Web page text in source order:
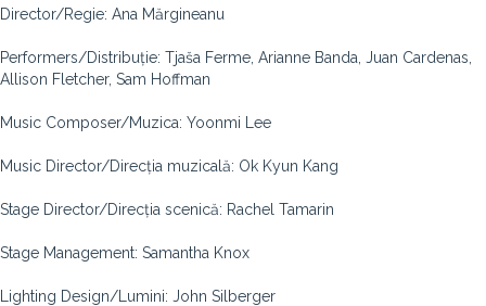
Director/Regie: Ana Mărgineanu
Performers/Distribuție: Tjaša Ferme, Arianne Banda, Juan Cardenas,
Allison Fletcher, Sam Hoffman
Music Composer/Muzica: Yoonmi Lee
Music Director/Direcția muzicală: Ok Kyun Kang
Stage Director/Direcția scenică: Rachel Tamarin
Stage Management: Samantha Knox
Lighting Design/Lumini: John Silberger